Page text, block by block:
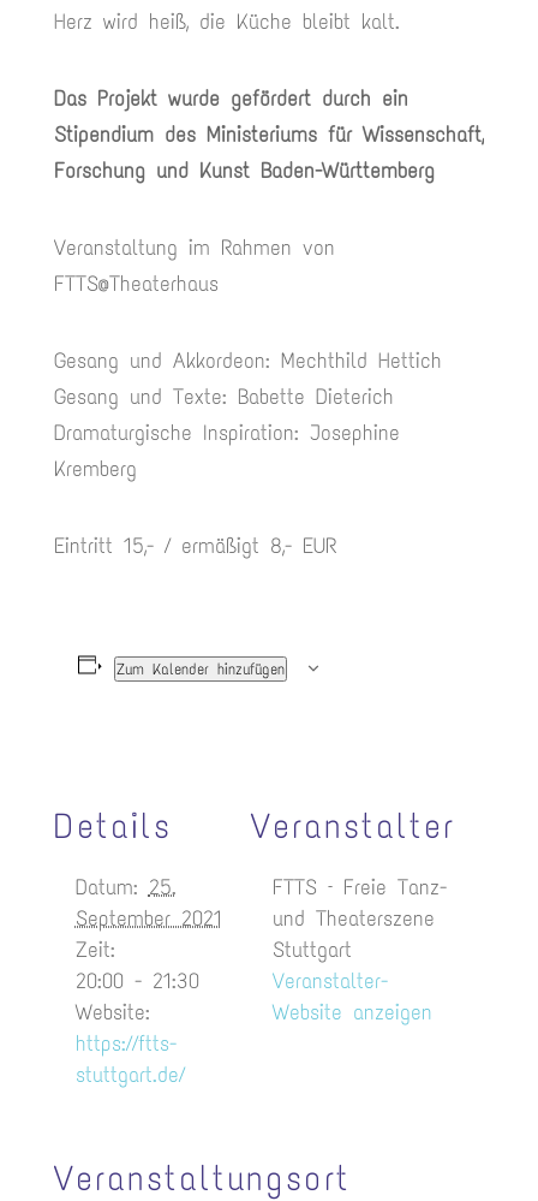
Herz wird heiß, die Küche bleibt kalt.
Das Projekt wurde gefördert durch ein
Stipendium des Ministeriums für Wissenschaft,
Forschung und Kunst Baden-Württemberg
Veranstaltung im Rahmen von
FTTS@Theaterhaus
Gesang und Akkordeon: Mechthild Hettich
Gesang und Texte: Babette Dieterich
Dramaturgische Inspiration: Josephine
Kremberg
Eintritt 15,- / ermäßigt 8,- EUR
Zum Kalender hinzufügen
Details
Datum: 25.
September 2021
Zeit:
20:00 - 21:30
Website:
https://ftts-
stuttgart.de/
Veranstaltungsort
Veranstalter
FTTS – Freie Tanz-
und Theaterszene
Stuttgart
Veranstalter-
Website anzeigen